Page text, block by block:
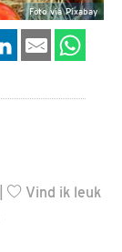
Foto via Pixabay
Vind ik leuk